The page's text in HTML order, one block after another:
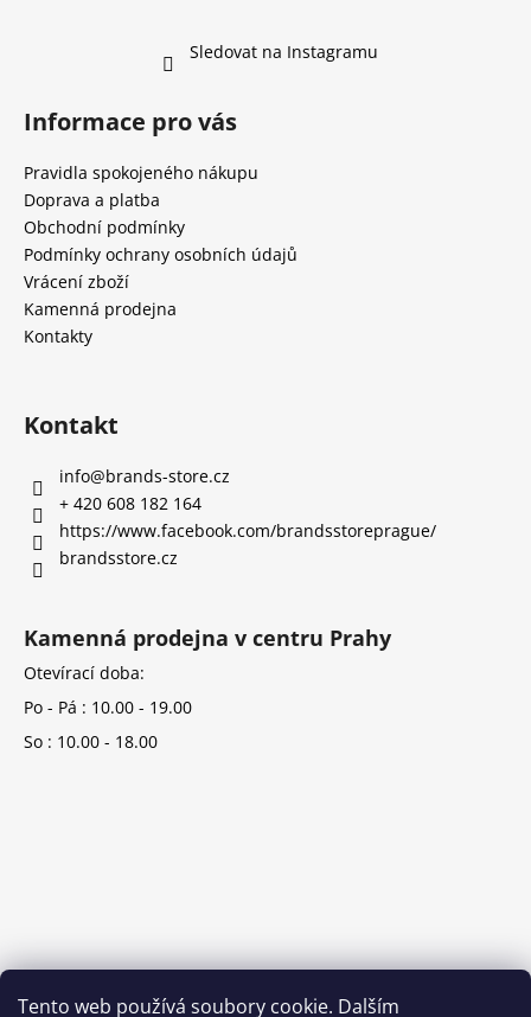
Tento web používá soubory cookie. Dalším
Sledovat na Instagramu
Informace pro vás
Pravidla spokojeného nákupu
Doprava a platba
Obchodní podmínky
Podmínky ochrany osobních údajů
Vrácení zboží
Kamenná prodejna
Kontakty
Kontakt
info@brands-store.cz
+ 420 608 182 164
https://www.facebook.com/brandsstoreprague/
brandsstore.cz
Kamenná prodejna v centru Prahy
Otevírací doba:
Po - Pá : 10.00 - 19.00
So : 10.00 - 18.00